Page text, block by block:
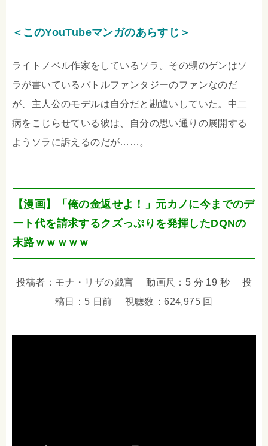
＜このYouTubeマンガのあらすじ＞
ライトノベル作家をしているソラ。その甥のゲンはソ
ラが書いているバトルファンタジーのファンなのだ
が、主人公のモデルは自分だと勘違いしていた。中二
病をこじらせている彼は、自分の思い通りの展開する
ようソラに訴えるのだが……。
【漫画】「俺の金返せよ！」元カノに今までのデ
ート代を請求するクズっぷりを発揮したDQNの
末路ｗｗｗｗｗ
投稿者：モナ・リザの戯言 動画尺：5 分 19 秒 投
稿日：5 日前 視聴数：624,975 回